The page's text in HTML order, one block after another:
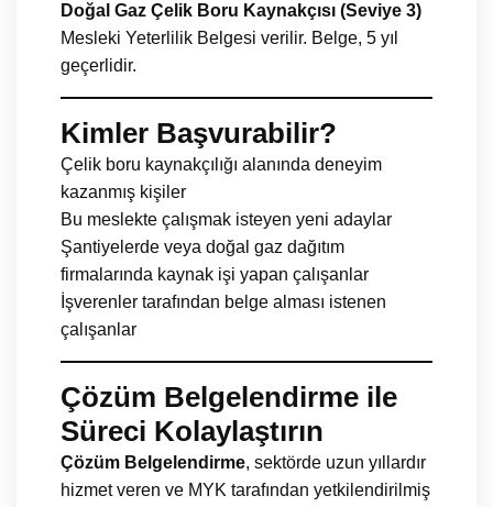
Doğal Gaz Çelik Boru Kaynakçısı (Seviye 3)
Mesleki Yeterlilik Belgesi verilir. Belge, 5 yıl
geçerlidir.
Kimler Başvurabilir?
Çelik boru kaynakçılığı alanında deneyim
kazanmış kişiler
Bu meslekte çalışmak isteyen yeni adaylar
Şantiyelerde veya doğal gaz dağıtım
firmalarında kaynak işi yapan çalışanlar
İşverenler tarafından belge alması istenen
çalışanlar
Çözüm Belgelendirme ile
Süreci Kolaylaştırın
Çözüm Belgelendirme, sektörde uzun yıllardır
hizmet veren ve MYK tarafından yetkilendirilmiş